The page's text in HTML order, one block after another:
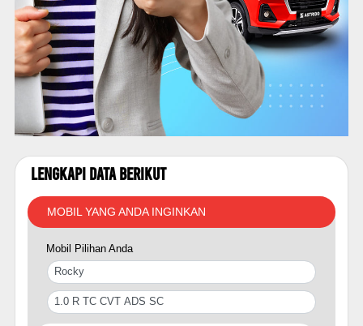
Lengkapi Data Berikut
MOBIL YANG ANDA INGINKAN
Mobil Pilihan Anda